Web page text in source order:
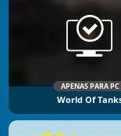
APENAS PARA PC
World Of